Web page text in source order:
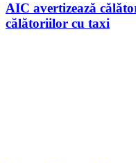
AIC avertizează
călătoriilor cu taxi